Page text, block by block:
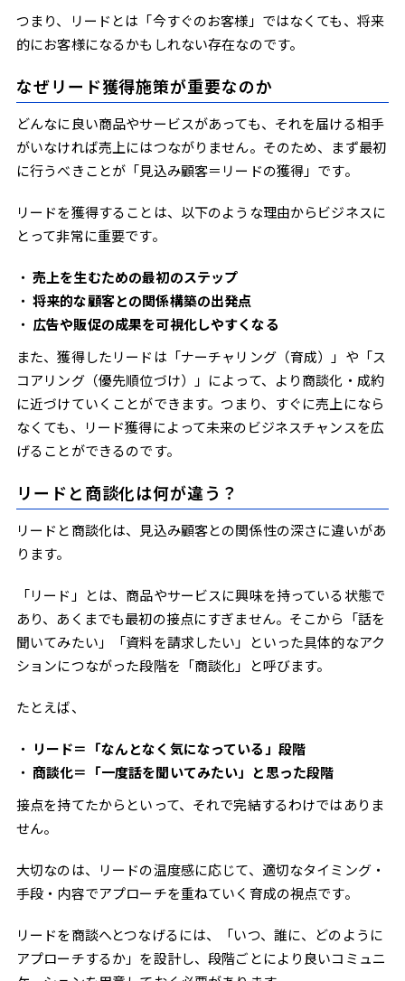
つまり、リードとは「今すぐのお客様」ではなくても、将来
的にお客様になるかもしれない存在なのです。
なぜリード獲得施策が重要なのか
どんなに良い商品やサービスがあっても、それを届ける相手
がいなければ売上にはつながりません。そのため、まず最初
に行うべきことが「見込み顧客＝リードの獲得」です。
リードを獲得することは、以下のような理由からビジネスに
とって非常に重要です。
売上を生むための最初のステップ
将来的な顧客との関係構築の出発点
広告や販促の成果を可視化しやすくなる
また、獲得したリードは「ナーチャリング（育成）」や「ス
コアリング（優先順位づけ）」によって、より商談化・成約
に近づけていくことができます。つまり、すぐに売上になら
なくても、リード獲得によって未来のビジネスチャンスを広
げることができるのです。
リードと商談化は何が違う？
リードと商談化は、見込み顧客との関係性の深さに違いがあ
ります。
「リード」とは、商品やサービスに興味を持っている状態で
あり、あくまでも最初の接点にすぎません。そこから「話を
聞いてみたい」「資料を請求したい」といった具体的なアク
ションにつながった段階を「商談化」と呼びます。
たとえば、
リード＝「なんとなく気になっている」段階
商談化＝「一度話を聞いてみたい」と思った段階
接点を持てたからといって、それで完結するわけではありま
せん。
大切なのは、リードの温度感に応じて、適切なタイミング・
手段・内容でアプローチを重ねていく育成の視点です。
リードを商談へとつなげるには、「いつ、誰に、どのように
アプローチするか」を設計し、段階ごとにより良いコミュニ